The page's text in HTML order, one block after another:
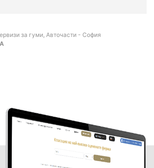
за гуми, Авточасти - София